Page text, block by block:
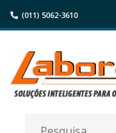
(011) 5062-3610